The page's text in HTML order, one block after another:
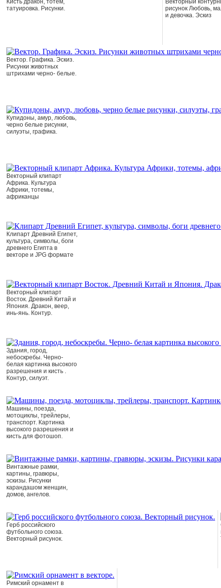
Кисть дракон, тотем,
татуировка. Рисунки.
Векторный
рисунок Любовь,
и девочка. Эскиз
Вектор. Графика. Эскиз.
Рисунки животных
штрихами черно- белые.
Купидоны, амур, любовь,
черно белые рисунки,
силуэты, графика.
Векторный клипарт
Африка. Культура
Африки, тотемы,
африканцы
Клипарт Древний Египет,
культура, символы, боги
древнего Египта в
векторе и JPG формате
Векторный клипарт
Восток. Древний Китай и
Япония. Дракон, веер,
инь-янь. Контур.
Здания, город,
небоскребы. Черно-
белая картинка высокого
разрешения и кисть .
Контур, силуэт.
Машины, поезда,
мотоциклы, трейлеры,
транспорт. Картинка
высокого разрешения и
кисть для фотошоп.
Винтажные рамки,
картины, гравюры,
эскизы. Рисунки
карандашом женщин,
домов, ангелов.
Герб российского
футбольного союза.
Векторный рисунок.
Римский орнамент в